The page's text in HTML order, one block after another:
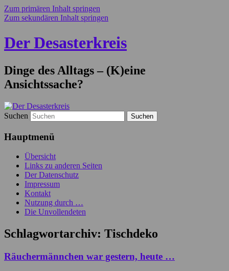
Zum primären Inhalt springen
Zum sekundären Inhalt springen
Der Desasterkreis
Dinge des Alltags – (K)eine
Ansichtssache?
Suchen
Hauptmenü
Übersicht
Links zu anderen Seiten
Der Datenschutz
Impressum
Kontakt
Nutzung durch …
Die Unvollendeten
Schlagwortarchiv: Tischdeko
Räuchermännchen war gestern, heute …